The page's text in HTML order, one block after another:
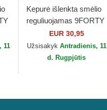
11
Kepurė išlenkta smėlio
reguliuojamas 9FORTY
Mini Cord New York
Yankees MLB New Era
EUR 30,95
Užsisakyk Antradienis, 11
d. Rugpjūtis